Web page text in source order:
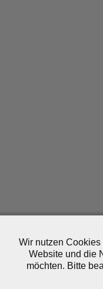
Wir nutzen
Website und die
möchten. Bitte